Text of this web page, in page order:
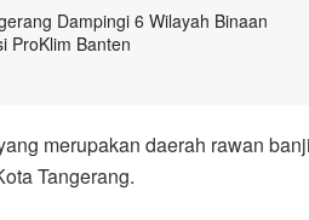
Dampingi 6 Wilayah Binaan
ProKlim Banten
merupakan daerah rawan
Tangerang.